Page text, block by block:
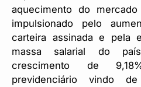
aquecimento do
impulsionado pelo
carteira assinada e pela
massa salarial do
crescimento de
previdenciário vindo